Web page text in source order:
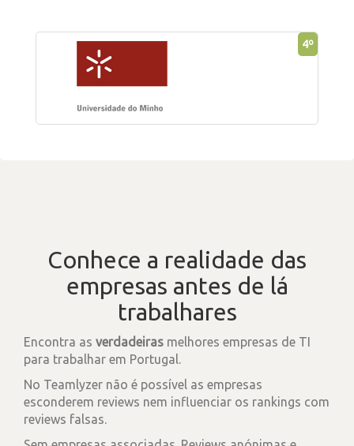
4º
Conhece a realidade das
empresas antes de lá
trabalhares
Encontra as verdadeiras melhores empresas de TI
para trabalhar em Portugal.
No Teamlyzer não é possível as empresas
esconderem reviews nem influenciar os rankings com
reviews falsas.